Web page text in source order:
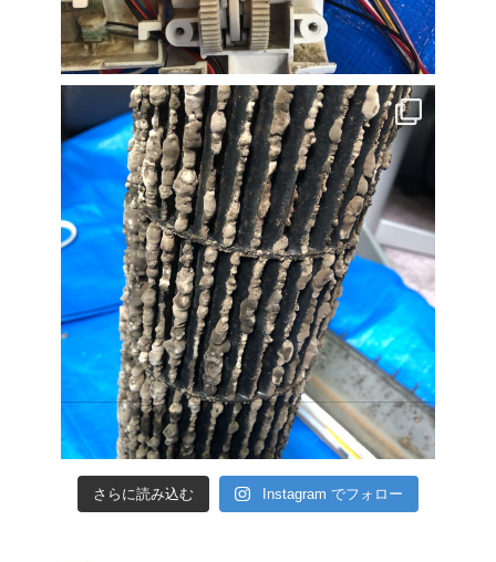
さらに読み込む Instagram でフォロー